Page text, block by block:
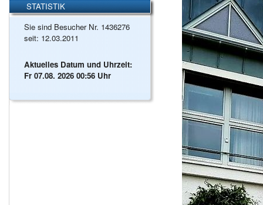
STATISTIK
Sie sind Besucher Nr. 1436276
seit: 12.03.2011
Aktuelles Datum und Uhrzeit:
Fr 07.08. 2026 00:56 Uhr